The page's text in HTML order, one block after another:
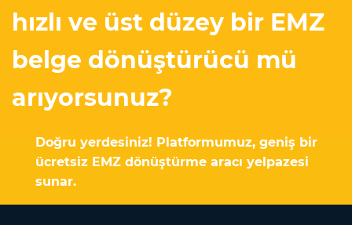
hızlı ve üst düzey bir EMZ
belge dönüştürücü mü
arıyorsunuz?
Doğru yerdesiniz! Platformumuz, geniş bir
ücretsiz EMZ dönüştürme aracı yelpazesi
sunar.